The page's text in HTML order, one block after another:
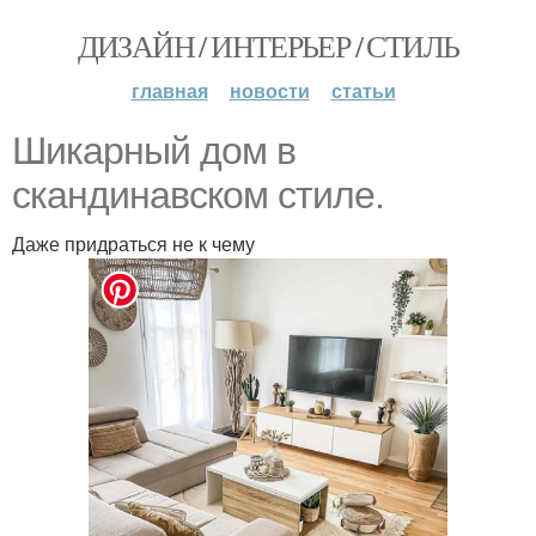
ДИЗАЙН / ИНТЕРЬЕР / СТИЛЬ
главная новости статьи
Шикарный дом в
скандинавском стиле.
Даже придраться не к чему